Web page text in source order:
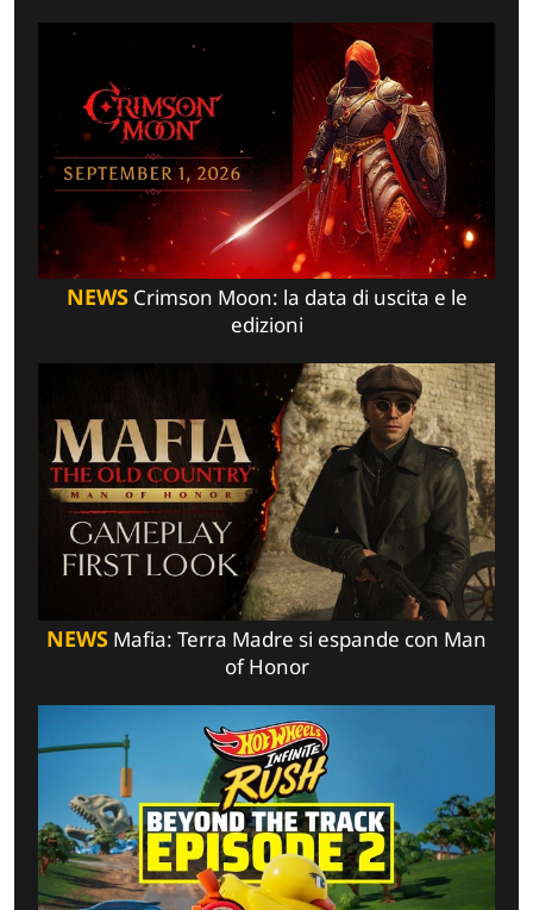
NEWSCrimson Moon: la data di uscita e le
edizioni
NEWS Mafia: Terra Madre si espande con Man
of Honor